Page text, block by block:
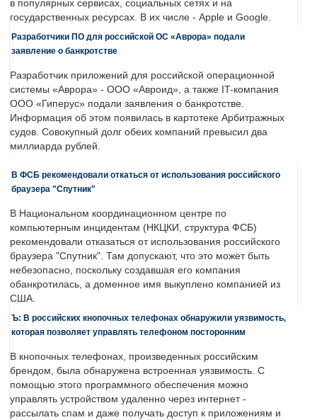
в популярных сервисах, социальных сетях и на
государственных ресурсах. В их числе - Apple и Google.
Разработчики ПО для российской ОС «Аврора» подали
заявление о банкротстве
Разработчик приложений для российской операционной
системы «Аврора» - ООО «Авроид», а также IT-компания
ООО «Гиперус» подали заявления о банкротстве.
Информация об этом появилась в картотеке Арбитражных
судов. Совокупный долг обеих компаний превысил два
миллиарда рублей.
В ФСБ рекомендовали откаться от использования российского
браузера "Спутник"
В Национальном координационном центре по
компьютерным инцидентам (НКЦКИ, структура ФСБ)
рекомендовали отказаться от использования российского
браузера "Спутник". Там допускают, что это может быть
небезопасно, поскольку создавшая его компания
обанкротилась, а доменное имя выкуплено компанией из
США.
Ъ: В российских кнопочных телефонах обнаружили уязвимость,
которая позволяет управлять телефоном посторонним
В кнопочных телефонах, произведенных российским
брендом, была обнаружена встроенная уязвимость. С
помощью этого программного обеспечения можно
управлять устройством удаленно через интернет -
рассылать спам и даже получать доступ к приложениям и